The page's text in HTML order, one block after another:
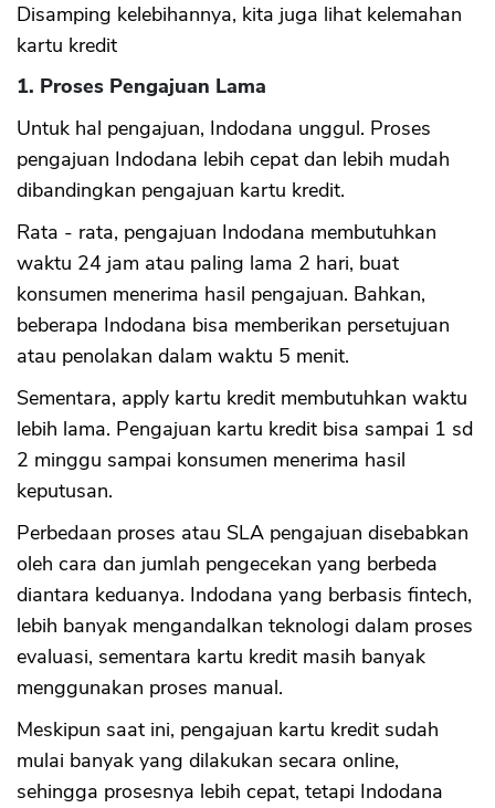
Disamping kelebihannya, kita juga lihat kelemahan
kartu kredit
1. Proses Pengajuan Lama
Untuk hal pengajuan, Indodana unggul. Proses
pengajuan Indodana lebih cepat dan lebih mudah
dibandingkan pengajuan kartu kredit.
Rata - rata, pengajuan Indodana membutuhkan
waktu 24 jam atau paling lama 2 hari, buat
konsumen menerima hasil pengajuan. Bahkan,
beberapa Indodana bisa memberikan persetujuan
atau penolakan dalam waktu 5 menit.
Sementara, apply kartu kredit membutuhkan waktu
lebih lama. Pengajuan kartu kredit bisa sampai 1 sd
2 minggu sampai konsumen menerima hasil
keputusan.
Perbedaan proses atau SLA pengajuan disebabkan
oleh cara dan jumlah pengecekan yang berbeda
diantara keduanya. Indodana yang berbasis fintech,
lebih banyak mengandalkan teknologi dalam proses
evaluasi, sementara kartu kredit masih banyak
menggunakan proses manual.
Meskipun saat ini, pengajuan kartu kredit sudah
mulai banyak yang dilakukan secara online,
sehingga prosesnya lebih cepat, tetapi Indodana